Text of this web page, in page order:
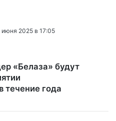
июня 2025 в 17:05
«Белаза» будут
течение года